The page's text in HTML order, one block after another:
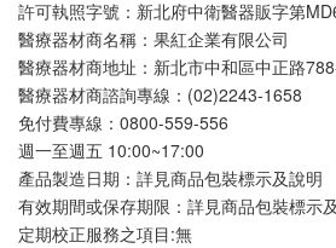
許可執照字號：新北府中衛醫器販字第
醫療器材商名稱：果紅企業有限公司
醫療器材商地址：新北市中和區中正路
醫療器材商諮詢專線：(02)2243-1658
免付費專線：0800-559-556
週一至週五 10:00~17:00
產品製造日期：詳見商品包裝標示及說明
有效期間或保存期限：詳見商品包裝標示
定期校正服務之項目:無